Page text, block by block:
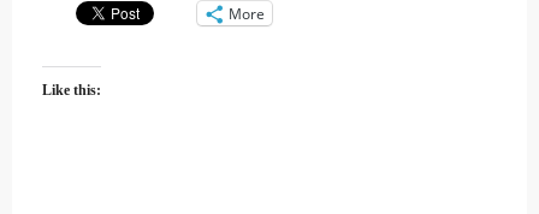
More
Like this: